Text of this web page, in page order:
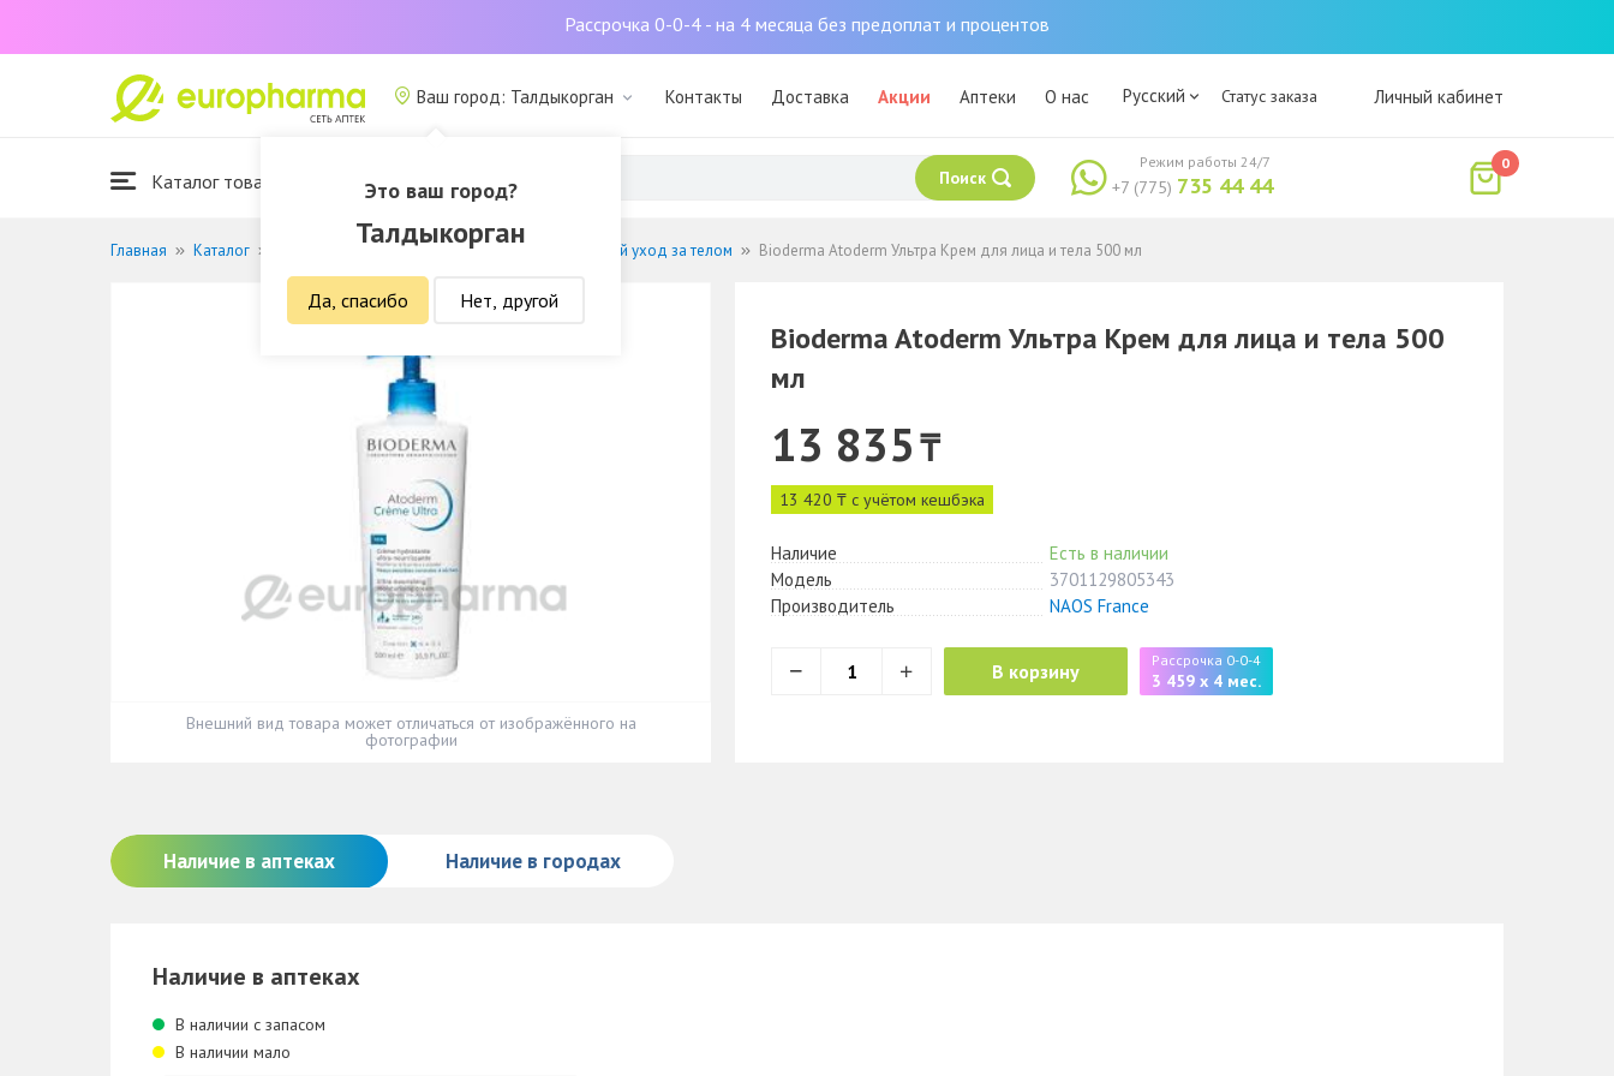
Рассрочка 0-0-4 - на 4 месяца без предоплат и процентов
Ваш город: Талдыкорган
Это ваш город?
Талдыкорган
Да, спасибо Нет, другой
Контакты Доставка Акции Аптеки О нас Русский Статус заказа Личный кабинет
Каталог товаров Поиск +7 (775) 735 44 44
Режим работы 24/7 0
Главная Каталог Красота и гигиена Уход за телом Основной уход за телом Bioderma Atoderm Ультра Крем для лица и тела 500 мл
Внешний вид товара может отличаться от изображённого на
фотографии
Bioderma Atoderm Ультра Крем для лица и тела 500
мл
13 835₸
13 420 ₸ с учётом кешбэка
Наличие
Есть в наличии
Модель
3701129805343
Производитель
NAOS France
В корзину Рассрочка 0-0-4
3 459 x 4 мес.
Наличие в аптеках Наличие в городах
Наличие в аптеках
В наличии с запасом
В наличии мало